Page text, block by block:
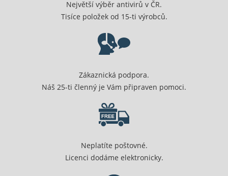
Největší výběr antivirů v ČR.
Tisíce položek od 15-ti výrobců.
Zákaznická podpora.
Náš 25-ti členný je Vám připraven pomoci.
Neplatíte poštovné.
Licenci dodáme elektronicky.